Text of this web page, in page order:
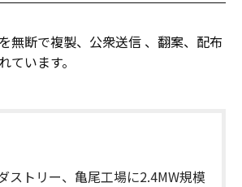
無断で複製、公衆送信 、翻案、配布
ています。
ストリー、亀尾工場に2.4MW規模